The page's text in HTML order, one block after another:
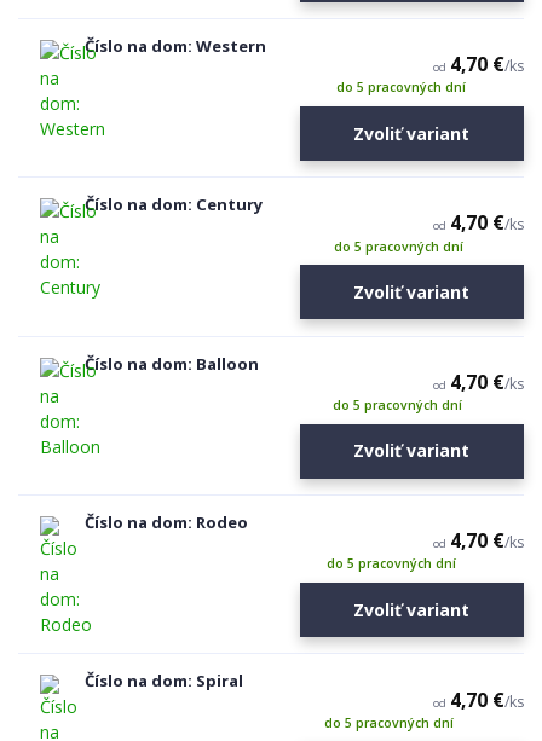
Číslo na dom: Western
od 4,70 €/ks
do 5 pracovných dní
Zvoliť variant
Číslo na dom: Century
od 4,70 €/ks
do 5 pracovných dní
Zvoliť variant
Číslo na dom: Balloon
od 4,70 €/ks
do 5 pracovných dní
Zvoliť variant
Číslo na dom: Rodeo
od 4,70 €/ks
do 5 pracovných dní
Zvoliť variant
Číslo na dom: Spiral
od 4,70 €/ks
do 5 pracovných dní